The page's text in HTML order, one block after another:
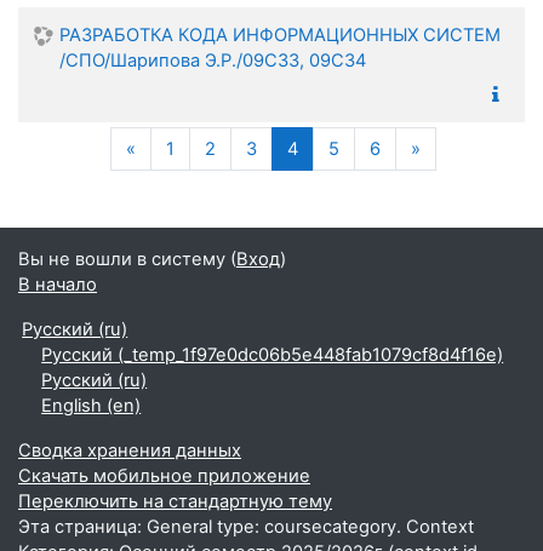
РАЗРАБОТКА КОДА ИНФОРМАЦИОННЫХ СИСТЕМ
/СПО/Шарипова Э.Р./09С33, 09С34
« Предыдущая страница
1 2 3 4(текущая)
5 6 »
Вы не вошли в систему (Вход)
В начало
Русский ‎(ru)‎
Русский ‎(_temp_1f97e0dc06b5e448fab1079cf8d4f16e)‎
Русский ‎(ru)‎
English ‎(en)‎
Сводка хранения данных
Скачать мобильное приложение
Переключить на стандартную тему
Эта страница: General type: coursecategory. Context